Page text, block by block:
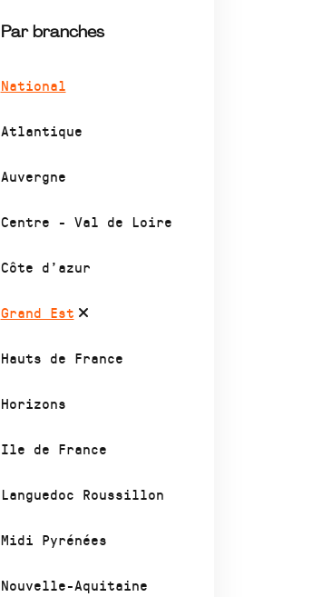
Par branches
National
Atlantique
Auvergne
Centre - Val de Loire
Côte d’azur
Grand Est
Hauts de France
Horizons
Ile de France
Languedoc Roussillon
Midi Pyrénées
Nouvelle-Aquitaine